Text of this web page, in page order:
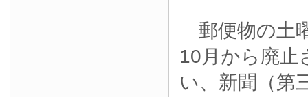
郵便物の土
10月から廃止
い、新聞（第